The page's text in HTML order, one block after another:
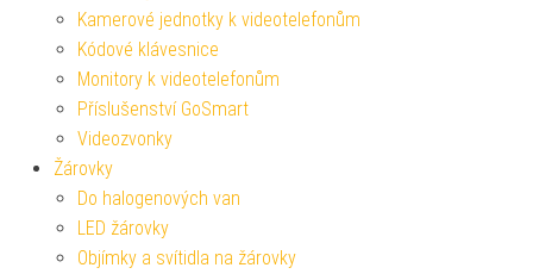
Kamerové jednotky k videotelefonům
Kódové klávesnice
Monitory k videotelefonům
Příslušenství GoSmart
Videozvonky
Žárovky
Do halogenových van
LED žárovky
Objímky a svítidla na žárovky